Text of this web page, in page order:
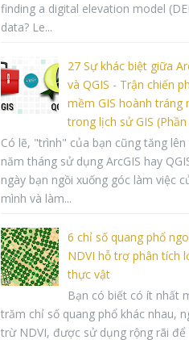
finding a digital elevation model
data? Le...
27 Sự khác biệt giữa
và QGIS - Trận chiến
mềm GIS hoành tráng
trong lịch sử GIS (Phần
Có lẽ, "trình" của bạn cũng tăng
năm tháng sử dụng ArcGIS hay
ngày bạn ngồi xuống góc làm việc
mình và làm...
6 chỉ số quang phổ
NDVI hỗ trợ phân tích
thực vật
Bạn có biết có ít nhất
trăm chỉ số quang phổ khác nhau,
trừ NDVI, được sử dụng rộng rãi để